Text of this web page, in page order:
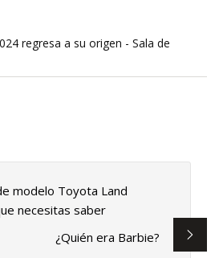
regresa a su origen - Sala de
modelo Toyota Land
necesitas saber
¿Quién era Barbie?